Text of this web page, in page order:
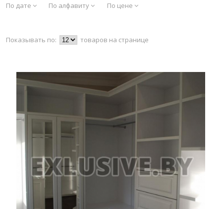
По дате По алфавиту По цене
Показывать по: товаров на странице